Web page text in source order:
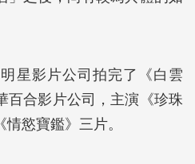
星影片公司拍完了《白雲
百合影片公司，主演《珍珠
慾寶鑑》三片。